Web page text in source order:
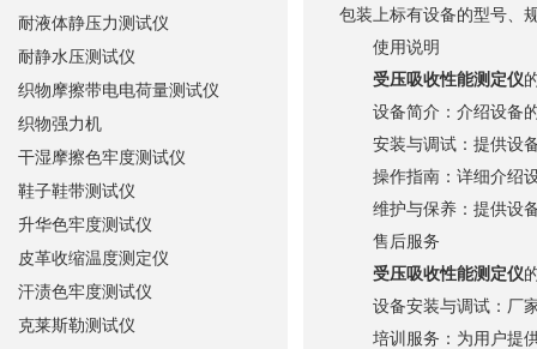
包装上标有设备的型号、
使用说明
受压吸收性能测定仪
设备简介：介绍设备的
安装与调试：提供设备
操作指南：详细介绍设
维护与保养：提供设备
售后服务
受压吸收性能测定仪
设备安装与调试：厂家
培训服务：为用户提供
耐液体静压力测试仪
耐静水压测试仪
织物摩擦带电电荷量测试仪
织物强力机
干湿摩擦色牢度测试仪
鞋子鞋带测试仪
升华色牢度测试仪
皮革收缩温度测定仪
汗渍色牢度测试仪
克莱斯勒测试仪